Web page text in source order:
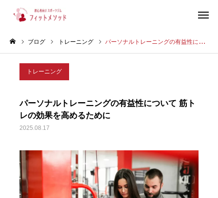
ブログ トレーニング パーソナルトレーニングの有益性について 筋トレの効果を高めるために
トレーニング
パーソナルトレーニングの有益性について 筋ト
レの効果を高めるために
2025.08.17
見学・体験はこちらから（WEB完結30秒）
プラン・料金
お客様の声
ブログ